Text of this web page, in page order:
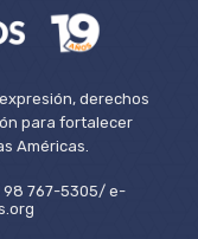
derechos
para fortalecer
Américas.
98 767-5305/ e-